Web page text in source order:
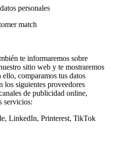
personales
match
te informaremos sobre
sitio web y te mostraremos
comparamos tus datos
los siguientes proveedores
de publicidad online,
servicios:
LinkedIn, Printerest, TikTok